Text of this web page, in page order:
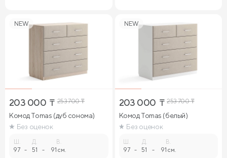
NEW
203 000 ₸ 253 700₸
Комод Tomas (дуб сонома)
Без оценок
97 -
Д.
51 -
В.
91 см.
NEW
203 000 ₸ 253 700₸
Комод Tomas (белый)
Без оценок
97 -
Д.
51 -
В.
91 см.